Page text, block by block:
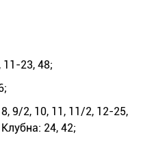
11-23, 48;
9/2, 10, 11, 11/2, 12-25,
24, 42;